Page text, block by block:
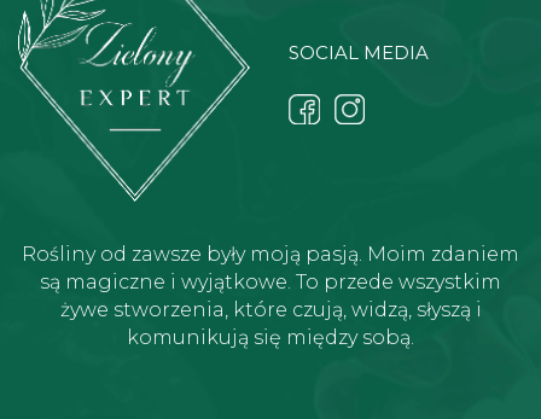
SOCIAL MEDIA
Rośliny od zawsze były moją pasją. Moim zdaniem
są magiczne i wyjątkowe. To przede wszystkim
żywe stworzenia, które czują, widzą, słyszą i
komunikują się między sobą.